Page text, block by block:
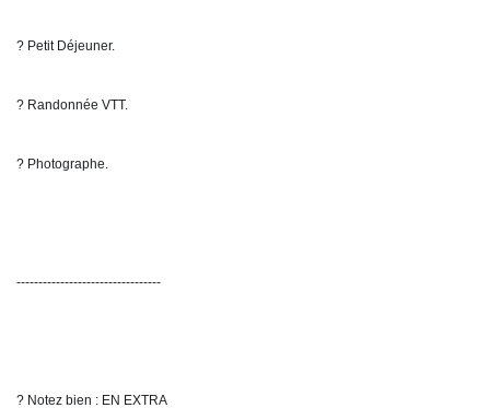
? Petit Déjeuner.
? Randonnée VTT.
? Photographe.
---------------------------------
? Notez bien : EN EXTRA